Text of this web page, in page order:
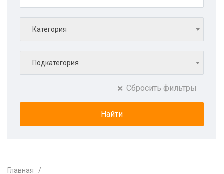
Категория
Подкатегория
Сбросить фильтры
Главная